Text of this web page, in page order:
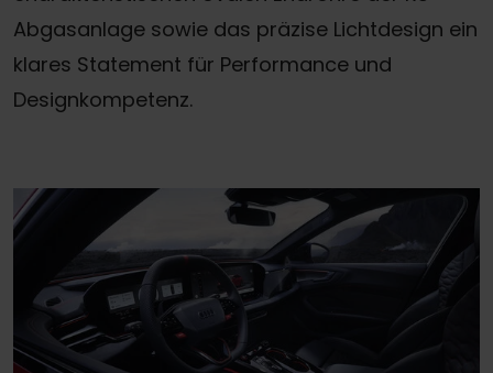
Abgasanlage sowie das präzise Lichtdesign ein
klares Statement für Performance und
Designkompetenz.